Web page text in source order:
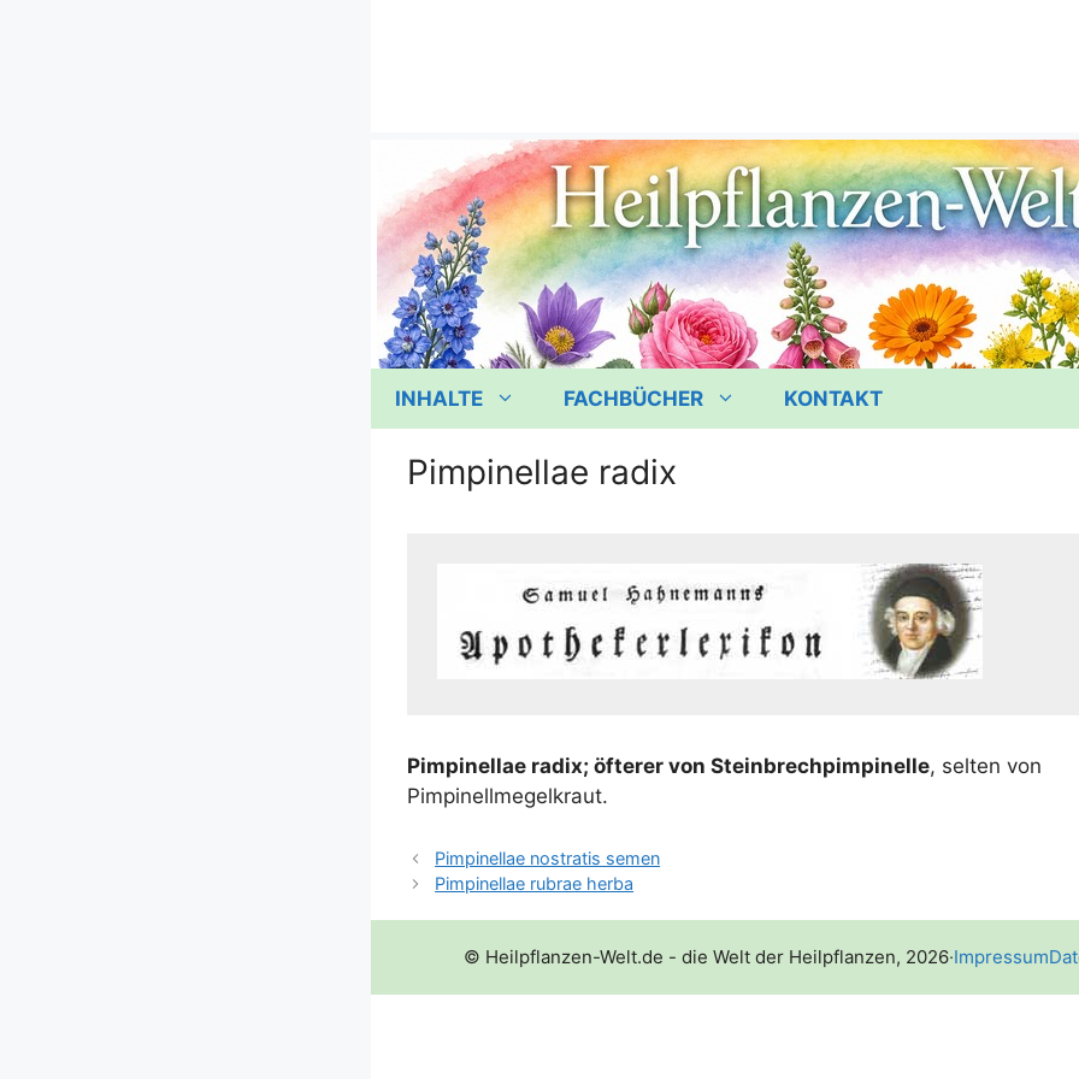
INHALTE FACHBÜCHER KONTAKT
Pimpinellae radix
Pim­pi­nell­ae radix; öfte­rer von Stein­brech­pim­pi­nel­le, sel­ten von
Pimpinellmegelkraut.
Pimpinellae nostratis semen
Pimpinellae rubrae herba
© Heilpflanzen-Welt.de - die Welt der Heilpflanzen, 2026·Impressum